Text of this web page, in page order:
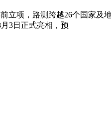
立项，路测跨越26个国家及
3日正式亮相，预